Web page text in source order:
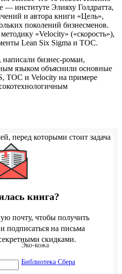
— институте Элияху Голдратта,
и автора книги «Цель»,
поколений бизнесменов.
«Velocity» («скорость»),
Lean Six Sigma и TOC.
бизнес-роман,
языком объяснили основные
TOC и Velocity на примере
перед которыми стоит задача
Эко-кожа
Библиотека Сбера
книга?
почту, чтобы получить
подписаться на письма
скидками.